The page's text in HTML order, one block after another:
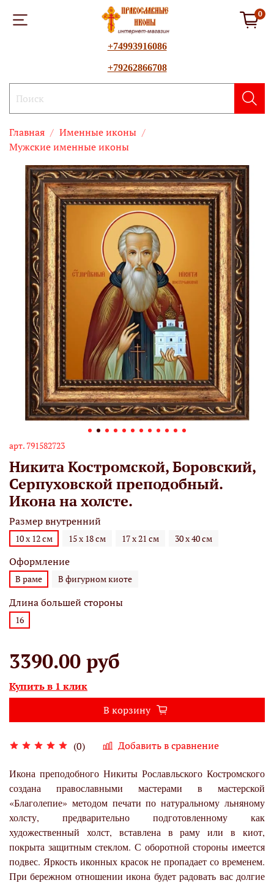
0
+74993916086
+79262866708
Главная
Именные иконы
Мужские именные иконы
арт. 791582723
Никита Костромской, Боровский,
Серпуховской преподобный.
Икона на холсте.
(0) Добавить в сравнение
Размер внутренний
10 х 12 см 15 х 18 см 17 х 21 см 30 х 40 см
Оформление
В раме В фигурном киоте
Длина большей стороны
16
3390.00 руб
Купить в 1 клик
В корзину
Икона преподобного Никиты Рославльского Костромского
создана православными мастерами в мастерской
«Благолепие» методом печати по натуральному льняному
холсту, предварительно подготовленному как
художественный холст, вставлена в раму или в киот,
покрыта защитным стеклом. С оборотной стороны имеется
подвес. Яркость иконных красок не пропадает со временем.
При бережном отношении икона будет радовать вас долгие